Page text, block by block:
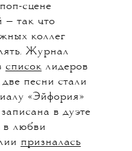
сцене
— так что
коллег
Журнал
список лидеров
песни стали
«Эйфория»
в дуэте
любви
призналась